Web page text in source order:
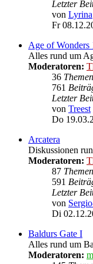
Letzter
von Lyrina
Fr
Age of Wonders
Alles rund um
Moderatoren:
36 Themen
761
Letzter
von Treest
Do
Arcatera
Diskussionen
Moderatoren:
87 Themen
591
Letzter
von
Di
Baldurs Gate I
Alles rund um
Moderatoren: